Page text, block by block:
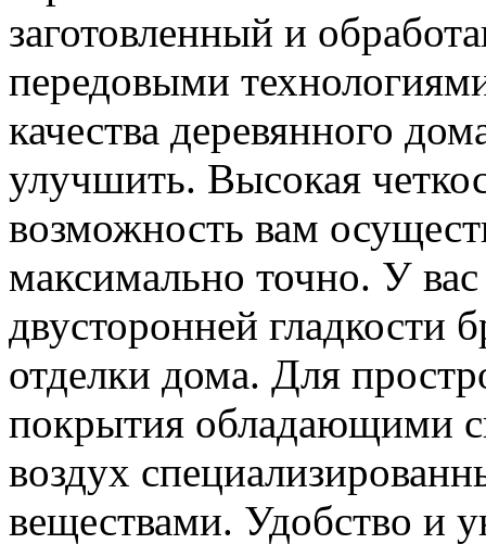
заготовленный и
передовыми
качества деревянного
улучшить. Высокая
возможность вам
максимально точно. У
двусторонней гладкости
отделки дома. Для
покрытия обладающими
воздух
веществами. Удобство и